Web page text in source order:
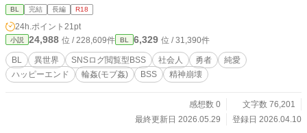
木湊と、宏正の従者・グレン。ディスプレイに隔てられた四
人の想いは、交わらない。 喪失と、それでも続く生を描いた
現代×異世界ダークファンタジーBL。 ※一部性描写を含むた
め、シリーズ全体をR-18とします。 ※本作品には非同意によ
る性行為・自死未遂が含まれます。 《連載版＋書き下ろし＝
完全版、本日発売開始！》 定価1,540円 → セール価格1,232
円（20%OFF・06/04 23:59まで） DLsite：https://dlsharing.c
(◇:完全版限定)】 ・凪ルート「1周目」(性描写薄め/約70000
BL 完結 長編 R18
24h.ポイント 21pt
小説 24,988 位 / 228,609件 BL 6,329 位 / 31,390件
BL 異世界 SNSログ閲覧型BSS 社会人 勇者
純愛
ハッピーエンド
輪姦(モブ姦) BSS 精神崩壊
感想数 0
文字数 76,201
最終更新日 2026.05.29
登録日 2026.04.10